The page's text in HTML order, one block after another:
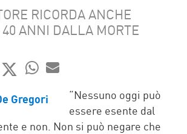
RICORDA ANCHE
ANNI DALLA MORTE
WHATSAPP
MAIL“Nessuno oggi può
essere esente dal
e non. Non si può negare che